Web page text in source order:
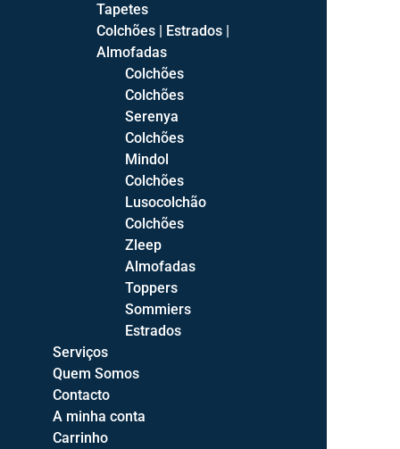
Camas de Bébé
Camas Juvenis
Camas de Casal
Camas Compactas
Camas C/Estrado Elevatório
Sommiers
Cabeceiras de Cama
Elementos
Mesas de Cabeceira
Cómodas
Camiseiros
Roupeiros
Espelhos
Toucadores
Quartos
Quartos Bébé
Quartos Juvenis
Tapetes
Colchões | Estrados |
Almofadas
Colchões
Colchões
Serenya
Colchões
Mindol
Colchões
Lusocolchão
Colchões
Zleep
Almofadas
Toppers
Sommiers
Estrados
Serviços
Quem Somos
Contacto
A minha conta
Carrinho